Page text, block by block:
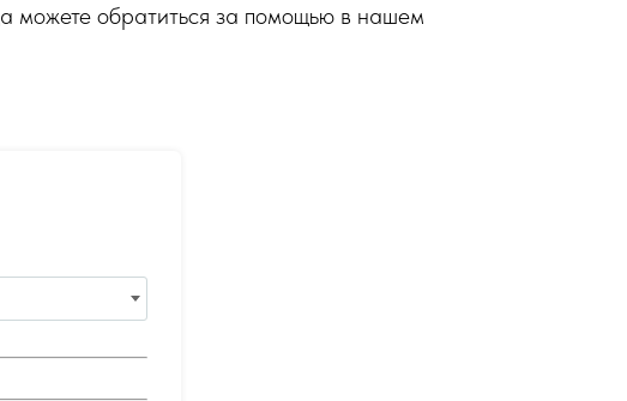
можете обратиться за помощью в нашем